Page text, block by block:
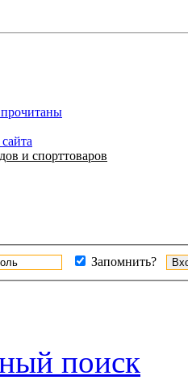
и спорттоваров
Запомнить?
поиск